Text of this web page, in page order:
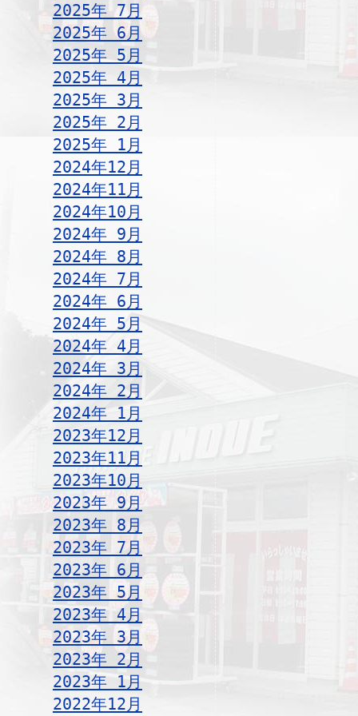
2025年 7月
2025年 6月
2025年 5月
2025年 4月
2025年 3月
2025年 2月
2025年 1月
2024年12月
2024年11月
2024年10月
2024年 9月
2024年 8月
2024年 7月
2024年 6月
2024年 5月
2024年 4月
2024年 3月
2024年 2月
2024年 1月
2023年12月
2023年11月
2023年10月
2023年 9月
2023年 8月
2023年 7月
2023年 6月
2023年 5月
2023年 4月
2023年 3月
2023年 2月
2023年 1月
2022年12月